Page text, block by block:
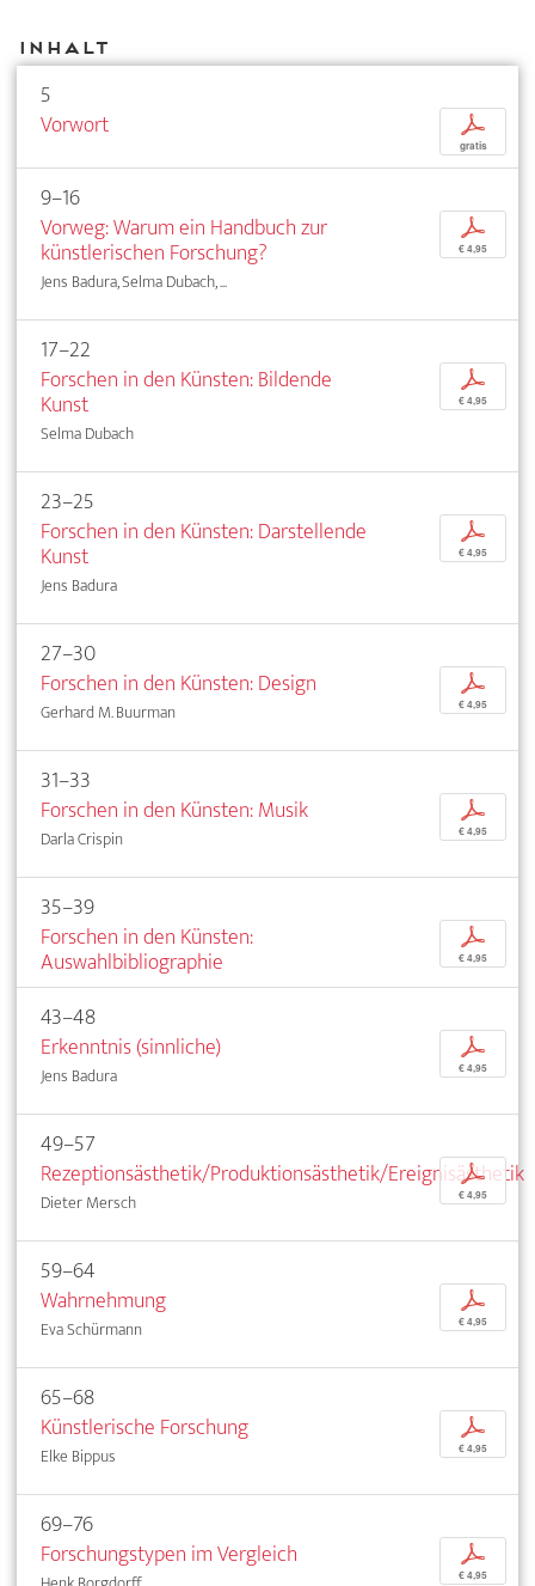
Inhalt
5
Vorwort
p
gratis
9–16
Vorweg: Warum ein Handbuch zur
künstlerischen Forschung?
Jens Badura, Selma Dubach, ...
p
€ 4,95
17–22
Forschen in den Künsten: Bildende
Kunst
Selma Dubach
p
€ 4,95
23–25
Forschen in den Künsten: Darstellende
Kunst
Jens Badura
p
€ 4,95
27–30
Forschen in den Künsten: Design
Gerhard M. Buurman
p
€ 4,95
31–33
Forschen in den Künsten: Musik
Darla Crispin
p
€ 4,95
35–39
Forschen in den Künsten:
Auswahlbibliographie
p
€ 4,95
43–48
Erkenntnis (sinnliche)
Jens Badura
p
€ 4,95
49–57
Rezeptionsästhetik/Produktionsästhetik/Ereignisästhetik
Dieter Mersch
p
€ 4,95
59–64
Wahrnehmung
Eva Schürmann
p
€ 4,95
65–68
Künstlerische Forschung
Elke Bippus
p
€ 4,95
69–76
Forschungstypen im Vergleich
p
€ 4,95